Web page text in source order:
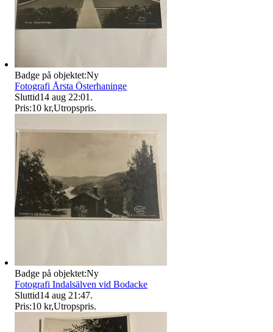
Badge på objektet:Ny
Fotografi Årsta Österhaninge
Sluttid14 aug 22:01 .
Pris:10 kr,Utropspris.
Badge på objektet:Ny
Fotografi Indalsälven vid Bodacke
Sluttid14 aug 21:47.
Pris:10 kr,Utropspris.